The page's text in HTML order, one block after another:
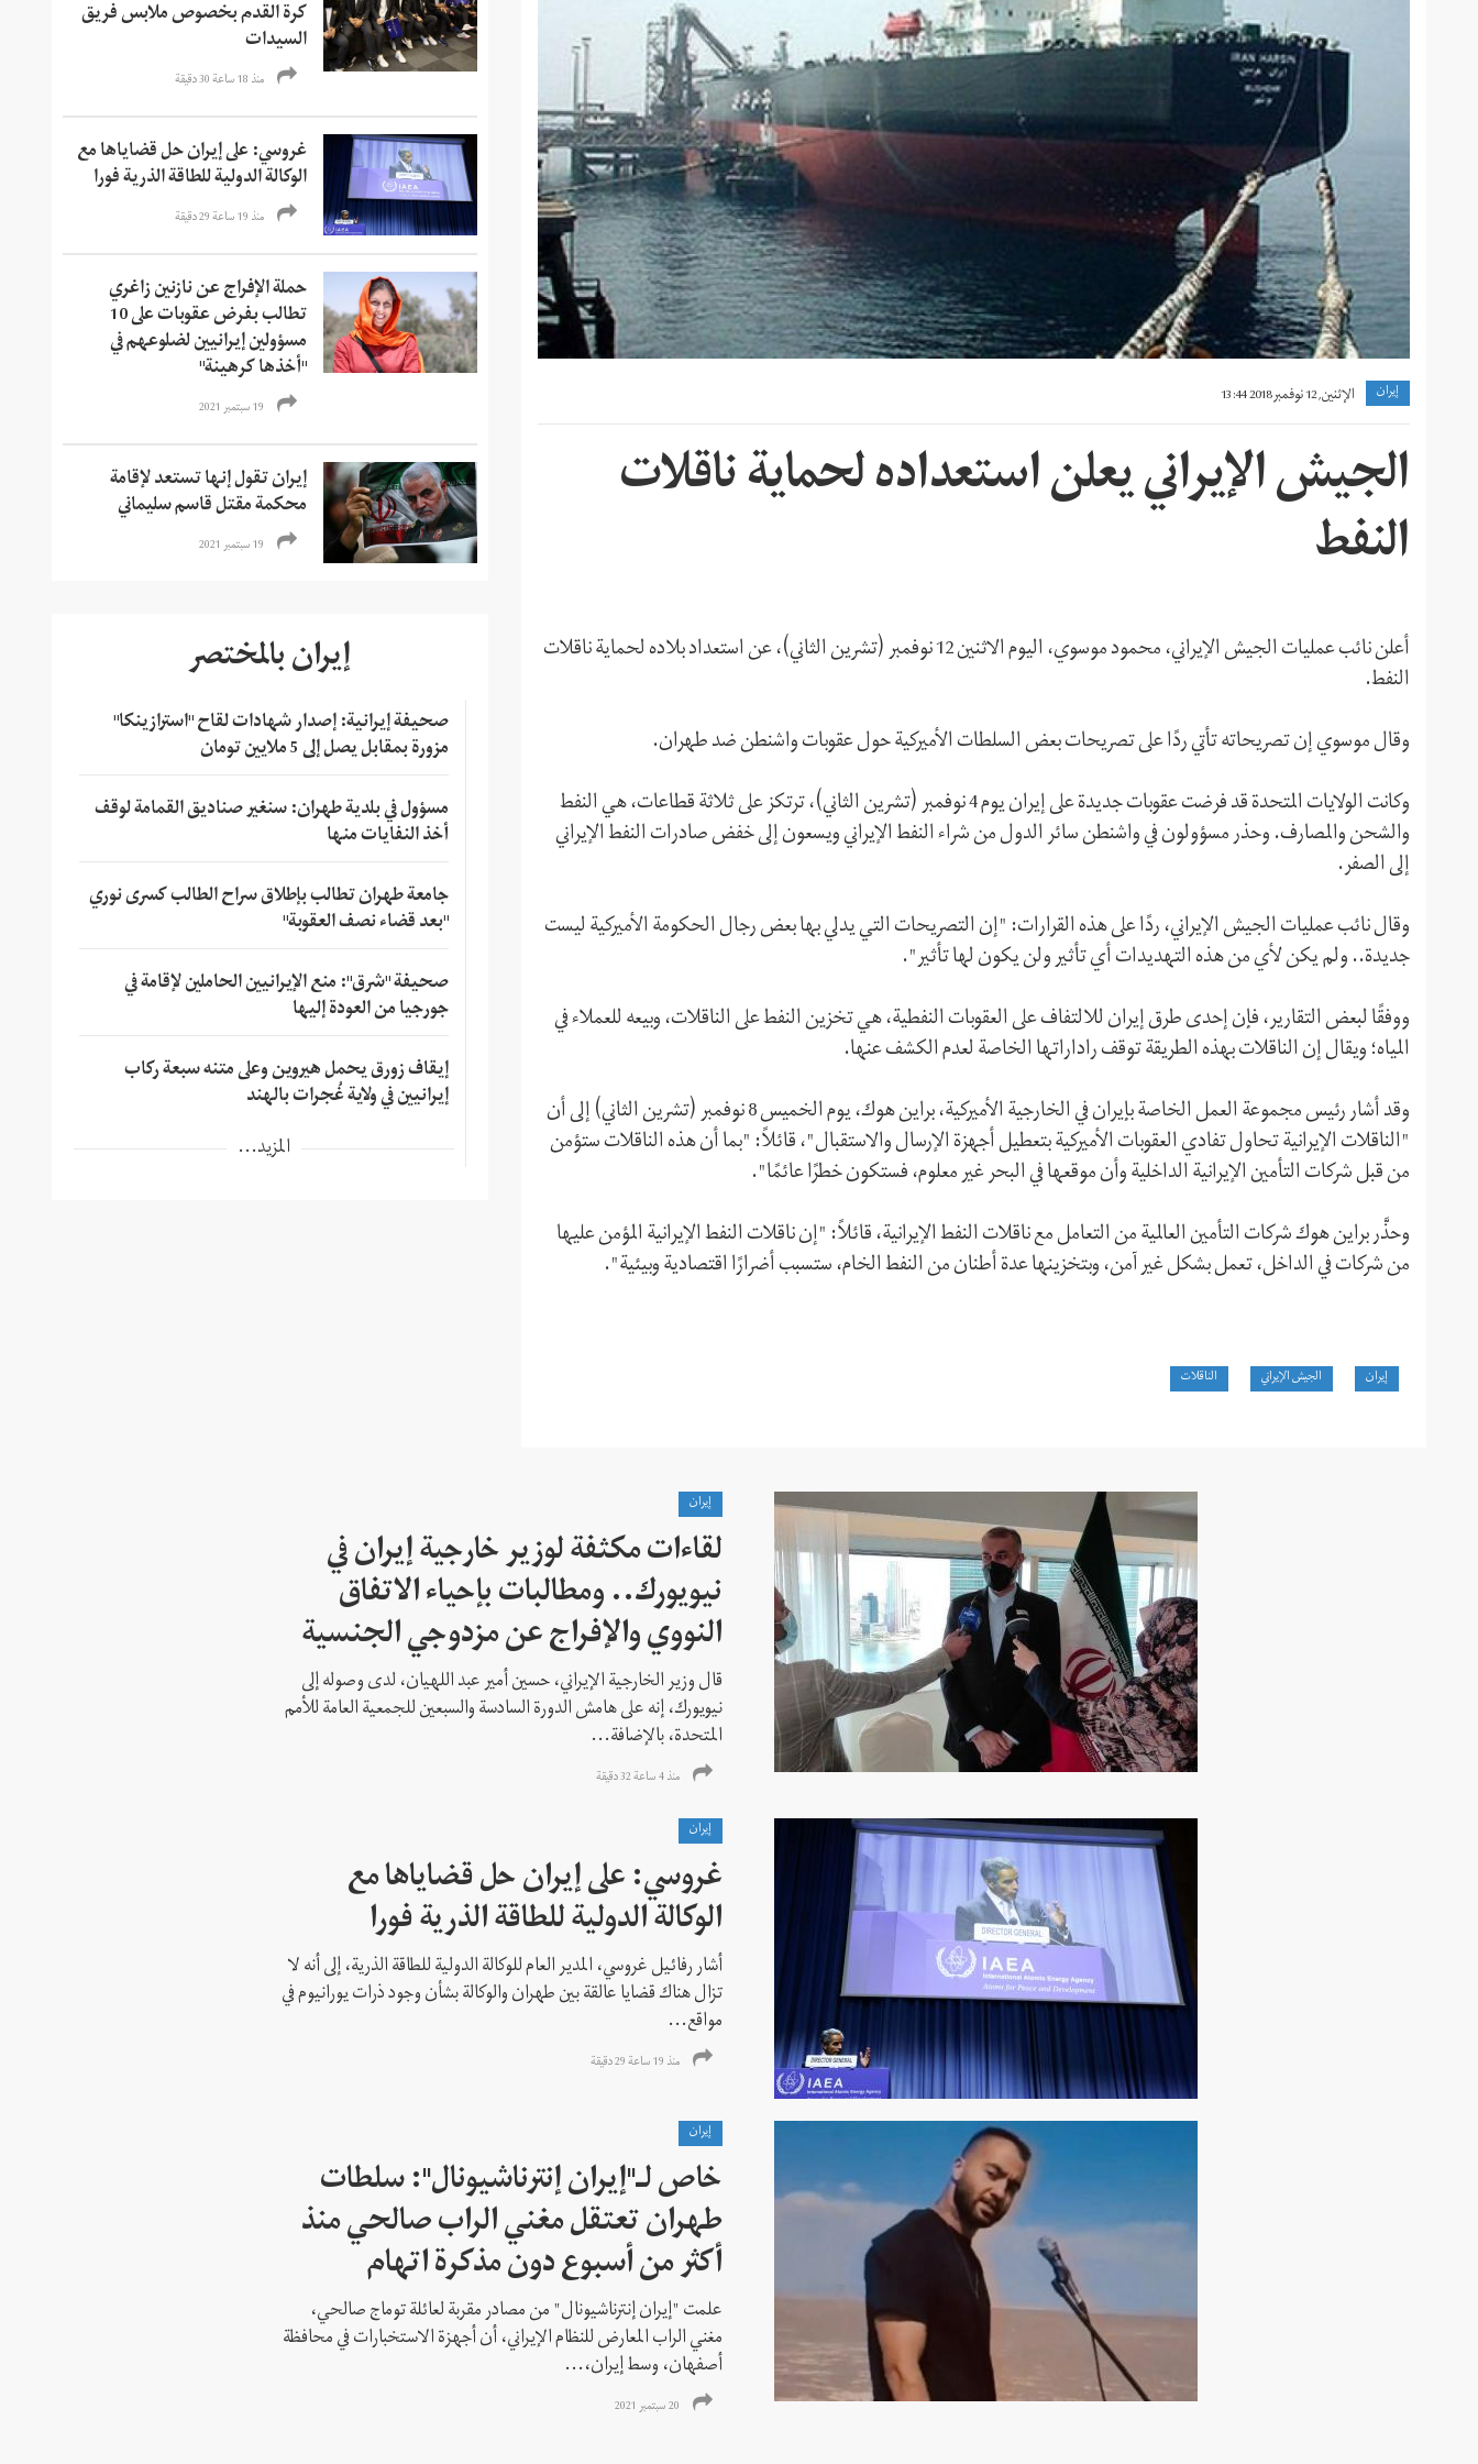
إيران الإثنين, 12 نوفمبر 2018 13:44
الجيش الإيراني يعلن استعداده لحماية ناقلات
النفط
أعلن نائب عمليات الجيش الإيراني، محمود موسوي، اليوم الاثنين 12 نوفمبر (تشرين الثاني)، عن استعداد بلاده لحماية ناقلات
النفط.
وقال موسوي إن تصريحاته تأتي ردًا على تصريحات بعض السلطات الأميركية حول عقوبات واشنطن ضد طهران.
وكانت الولايات المتحدة قد فرضت عقوبات جديدة على إيران يوم 4 نوفمبر (تشرين الثاني)، ترتکز على ثلاثة قطاعات، هي النفط
والشحن والمصارف. وحذر مسؤولون في واشنطن سائر الدول من شراء النفط الإيراني ويسعون إلى خفض صادرات النفط الإيراني
إلى الصفر.
وقال نائب عمليات الجيش الإيراني، ردًا على هذه القرارات: "إن التصريحات التي يدلي بها بعض رجال الحکومة الأميرکية ليست
جديدة.. ولم يکن لأي من هذه التهديدات أي تأثير ولن يکون لها تأثير".
ووفقًا لبعض التقارير، فإن إحدى طرق إيران للالتفاف على العقوبات النفطية، هي تخزين النفط على الناقلات، وبيعه للعملاء في
المياه؛ ويقال إن الناقلات بهذه الطريقة توقف راداراتها الخاصة لعدم الكشف عنها.
وقد أشار رئيس مجموعة العمل الخاصة بإيران في الخارجية الأميركية، براين هوك، يوم الخميس 8 نوفمبر (تشرين الثاني) إلى أن
"الناقلات الإيرانية تحاول تفادي العقوبات الأميركية بتعطيل أجهزة الإرسال والاستقبال"، قائلاً: "بما أن هذه الناقلات ستؤمن
من قبل شرکات التأمين الإيرانية الداخلية وأن موقعها في البحر غير معلوم، فستکون خطرًا عائمًا".
وحذَّر براين هوك شركات التأمين العالمية من التعامل مع ناقلات النفط الإيرانية، قائلاً: "إن ناقلات النفط الإيرانية المؤمن عليها
من شركات في الداخل، تعمل بشكل غير آمن، وبتخزينها عدة أطنان من النفط الخام، ستسبب أضرارًا اقتصادية وبيئية".
إيران الجيش الإيراني الناقلات
كرة القدم بخصوص ملابس فريق
السيدات
منذ 18 ساعة 30 دقیقة
غروسي: على إيران حل قضاياها مع
الوكالة الدولية للطاقة الذرية فورا
منذ 19 ساعة 29 دقیقة
حملة الإفراج عن نازنين زاغري
تطالب بفرض عقوبات على 10
مسؤولين إيرانيين لضلوعهم في
"أخذها كرهينة"
19 سبتمبر 2021
إيران تقول إنها تستعد لإقامة
محكمة مقتل قاسم سليماني
19 سبتمبر 2021
إيران بالمختصر
صحيفة إيرانية: إصدار شهادات لقاح "استرازينكا"
مزورة بمقابل يصل إلى 5 ملايين تومان
مسؤول في بلدية طهران: سنغير صناديق القمامة لوقف
أخذ النفايات منها
جامعة طهران تطالب بإطلاق سراح الطالب كسرى نوري
"بعد قضاء نصف العقوبة"
صحيفة "شرق": منع الإيرانيين الحاملين لإقامة في
جورجيا من العودة إليها
إيقاف زورق يحمل هيروين وعلى متنه سبعة ركاب
إيرانيين في ولاية غُجرات بالهند
المزيد...
إيران
لقاءات مكثفة لوزير خارجية إيران في
نيويورك.. ومطالبات بإحياء الاتفاق
النووي والإفراج عن مزدوجي الجنسية
قال وزير الخارجية الإيراني، حسين أمير عبد اللهيان، لدى وصوله إلى
نيويورك، إنه على هامش الدورة السادسة والسبعين للجمعية العامة للأمم
المتحدة، بالإضافة...
منذ 4 ساعة 32 دقیقة
إيران
غروسي: على إيران حل قضاياها مع
الوكالة الدولية للطاقة الذرية فورا
أشار رفائيل غروسي، المدير العام للوكالة الدولية للطاقة الذرية، إلى أنه لا
تزال هناك قضايا عالقة بين طهران والوكالة بشأن وجود ذرات يورانيوم في
مواقع...
منذ 19 ساعة 29 دقیقة
إيران
خاص لـ"إيران إنترناشيونال": سلطات
طهران تعتقل مغني الراب صالحي منذ
أكثر من أسبوع دون مذكرة اتهام
علمت "إيران إنترناشيونال" من مصادر مقربة لعائلة توماج صالحي،
مغني الراب المعارض للنظام الإيراني، أن أجهزة الاستخبارات في محافظة
أصفهان، وسط إيران،...
20 سبتمبر 2021